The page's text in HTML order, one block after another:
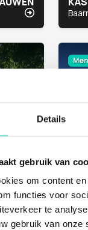
Details
gebruik van
om content
functies voor
te
gebruik van onze